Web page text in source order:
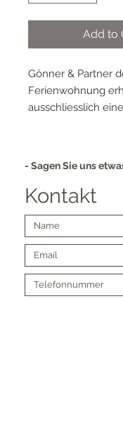
Add to
Gönner & Partner
Ferienwohnung
ausschliesslich
- Sagen Sie uns
Kontakt